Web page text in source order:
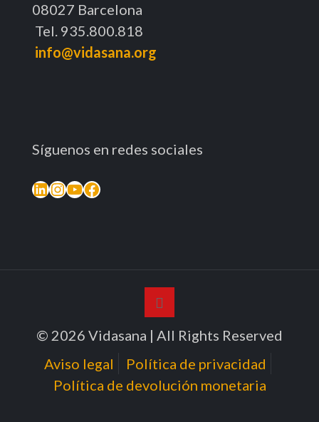
08027 Barcelona
Tel. 935.800.818
info@vidasana.org
Síguenos en redes sociales
LinkedIn
Instagram
YouTube
Facebook
© 2026 Vidasana | All Rights Reserved
Aviso legal
Política de privacidad
Política de devolución monetaria